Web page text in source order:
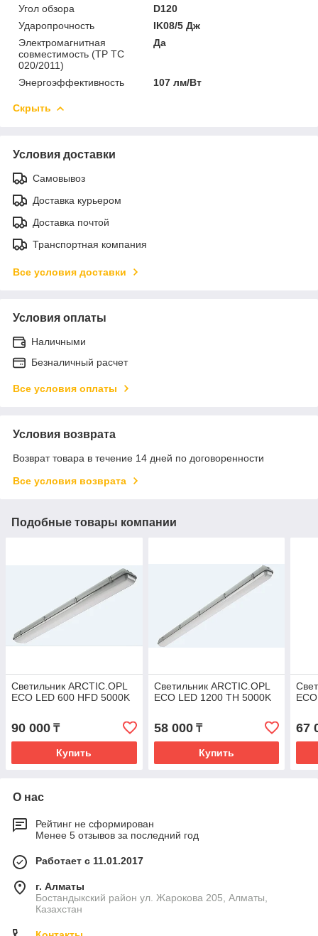
Угол обзора
D120
Ударопрочность
IK08/5 Дж
Электромагнитная
совместимость (ТР ТС
020/2011)
Да
Энергоэффективность 107 лм/Вт
Скрыть
Условия доставки
Самовывоз
Доставка курьером
Доставка почтой
Транспортная компания
Все условия доставки
Условия оплаты
Наличными
Безналичный расчет
Все условия оплаты
Условия возврата
Возврат товара в течение 14 дней по договоренности
Все условия возврата
Подобные товары компании
Светильник ARCTIC.OPL
ECO LED 600 HFD 5000K
90 000 ₸
Купить
Светильник ARCTIC.OPL
ECO LED 1200 TH 5000K
58 000₸
Купить
67
О нас
Рейтинг не сформирован
Менее 5 отзывов за последний год
Работает с 11.01.2017
г. Алматы
Бостандыкский район ул. Жарокова 205, Алматы,
Казахстан